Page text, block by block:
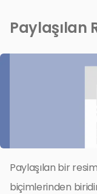
Paylaşılan
Paylaşılan bir
biçimlerinden